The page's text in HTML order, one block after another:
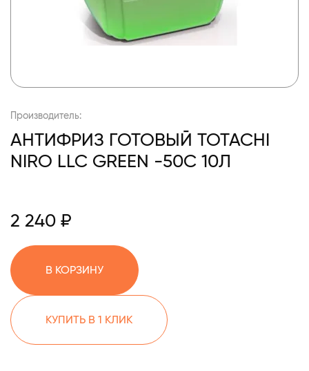
Производитель:
АНТИФРИЗ ГОТОВЫЙ TOTACHI
NIRO LLC GREEN -50C 10Л
2 240 ₽
В КОРЗИНУ
КУПИТЬ В 1 КЛИК